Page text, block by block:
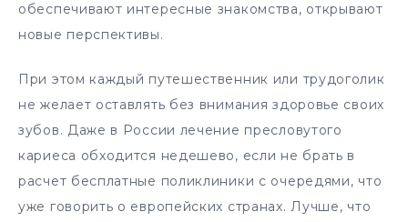
обеспечивают интересные знакомства, открывают
новые перспективы.
При этом каждый путешественник или трудоголик
не желает оставлять без внимания здоровье своих
зубов. Даже в России лечение пресловутого
кариеса обходится недешево, если не брать в
расчет бесплатные поликлиники с очередями, что
уже говорить о европейских странах. Лучше, что